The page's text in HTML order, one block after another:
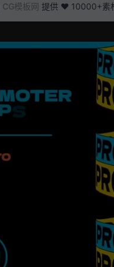
CG模板网 提供 ❤️ 10000+素